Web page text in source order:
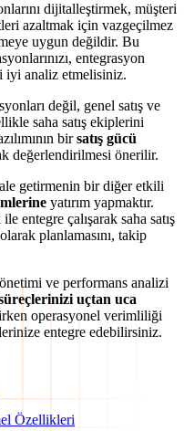
dijitalleştirmek, müşteri
azaltmak için vazgeçilmez
uygun değildir. Bu
entegrasyon
iyi analiz etmelisiniz.
değil, genel satış ve
saha satış ekiplerini
birsatış gücü
değerlendirilmesi önerilir.
getirmenin bir diğer etkili
yatırım yapmaktır.
entegre çalışarak saha satış
planlamasını, takip
ve performans analizi
süreçlerinizi uçtan uca
operasyonel verimliliği
entegre edebilirsiniz.
Özellikleri